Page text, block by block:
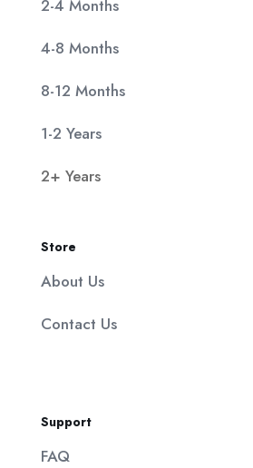
2-4 Months
4-8 Months
8-12 Months
1-2 Years
2+ Years
Store
About Us
Contact Us
Support
FAQ